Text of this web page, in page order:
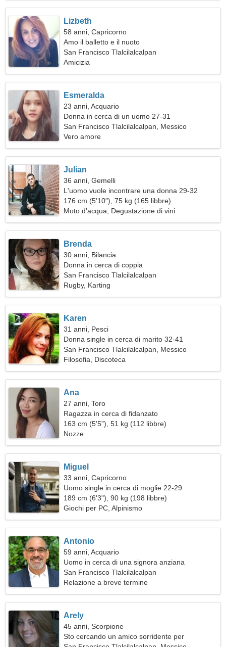
Lizbeth
58 anni, Capricorno
Amo il balletto e il nuoto
San Francisco Tlalcilalcalpan
Amicizia
Esmeralda
23 anni, Acquario
Donna in cerca di un uomo 27-31
San Francisco Tlalcilalcalpan, Messico
Vero amore
Julian
36 anni, Gemelli
L'uomo vuole incontrare una donna 29-32
176 cm (5'10"), 75 kg (165 libbre)
Moto d'acqua, Degustazione di vini
Brenda
30 anni, Bilancia
Donna in cerca di coppia
San Francisco Tlalcilalcalpan
Rugby, Karting
Karen
31 anni, Pesci
Donna single in cerca di marito 32-41
San Francisco Tlalcilalcalpan, Messico
Filosofia, Discoteca
Ana
27 anni, Toro
Ragazza in cerca di fidanzato
163 cm (5'5"), 51 kg (112 libbre)
Nozze
Miguel
33 anni, Capricorno
Uomo single in cerca di moglie 22-29
189 cm (6'3"), 90 kg (198 libbre)
Giochi per PC, Alpinismo
Antonio
59 anni, Acquario
Uomo in cerca di una signora anziana
San Francisco Tlalcilalcalpan
Relazione a breve termine
Arely
45 anni, Scorpione
Sto cercando un amico sorridente per